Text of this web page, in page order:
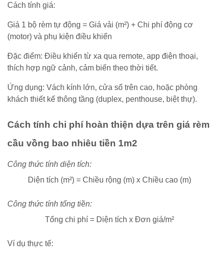
Cách tính giá:
Giá 1 bộ rèm tự động = Giá vải (m²) + Chi phí động cơ
(motor) và phụ kiện điều khiển
Đặc điểm: Điều khiển từ xa qua remote, app điện thoại,
thích hợp ngữ cảnh, cảm biến theo thời tiết.
Ứng dụng: Vách kính lớn, cửa sổ trên cao, hoặc phòng
khách thiết kế thông tầng (duplex, penthouse, biệt thự).
Cách tính chi phí hoàn thiện dựa trên giá rèm
cầu vồng bao nhiêu tiền 1m2
Công thức tính diện tích:
Diện tích (m²) = Chiều rộng (m) x Chiều cao (m)
Công thức tính tổng tiền:
Tổng chi phí = Diện tích x Đơn giá/m²
Ví dụ thực tế: